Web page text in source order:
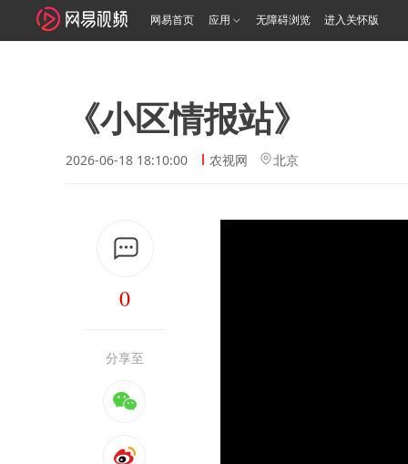
网易首页 应用 无障碍浏览 进入关怀版
《小区情报站》
2026-06-18 18:10:00 农视网 北京
0
分享至